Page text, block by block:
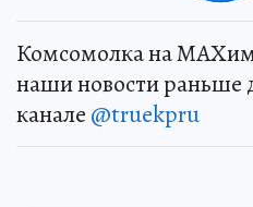
Комсомолка на
наши новости раньше
канале @truekpru